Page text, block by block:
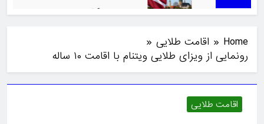
بازده سرمایه‌گذاری املاک در برنامه‌های گلدن یورویی
Home
اقامت طلایی
رونمایی از ویزای طلایی ویتنام با اقامت ۱۰ ساله
اقامت طلایی